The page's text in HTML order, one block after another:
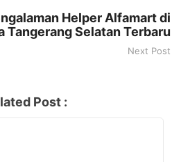
Helper Alfamart di
Tangerang Selatan Terbaru
Next Post
Post :